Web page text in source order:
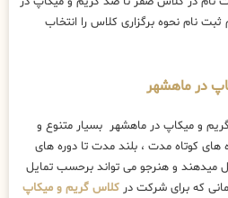
ثبت نام نحوه برگزاری کلاس را انتخاب
در ماهشهر
و میکاپ در ماهشهر بسیار متنوع و
های کوتاه مدت ، بلند مدت تا دوره های
میدهند و هنرجو می تواند برحسب تمایل
که برای شرکت در کلاس گریم و میکاپ